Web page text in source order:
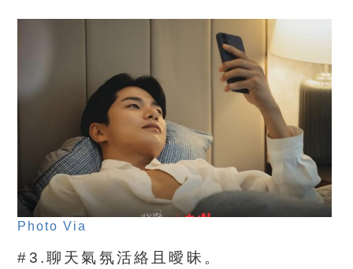
Photo Via
#3.聊天氣氛活絡且曖昧。